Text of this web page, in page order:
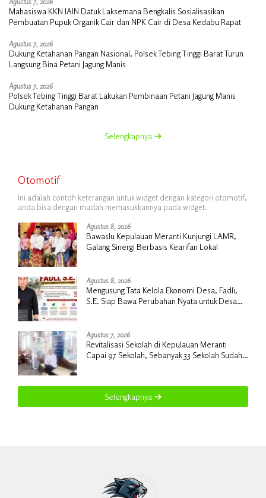
Mahasiswa KKN IAIN Datuk Laksemana Bengkalis Sosialisasikan
Pembuatan Pupuk Organik Cair dan NPK Cair di Desa Kedabu Rapat
Agustus 7, 2026
Dukung Ketahanan Pangan Nasional, Polsek Tebing Tinggi Barat Turun
Langsung Bina Petani Jagung Manis
Agustus 7, 2026
Polsek Tebing Tinggi Barat Lakukan Pembinaan Petani Jagung Manis
Dukung Ketahanan Pangan
Selengkapnya
Otomotif
Ini adalah contoh keterangan untuk widget dengan kategori otomotif,
anda bisa dengan mudah memasukkannya pada widget.
Agustus 8, 2026
Bawaslu Kepulauan Meranti Kunjungi LAMR,
Galang Sinergi Berbasis Kearifan Lokal
Agustus 8, 2026
Mengusung Tata Kelola Ekonomi Desa, Fadli,
S.E. Siap Bawa Perubahan Nyata untuk Desa
Agustus 7, 2026
Revitalisasi Sekolah di Kepulauan Meranti
Capai 97 Sekolah, Sebanyak 33 Sekolah Sudah
Selengkapnya